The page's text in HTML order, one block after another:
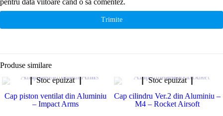
pentru data viitoare când o să comentez.
Produse similare
Stoc epuizat
Cap piston ventilat din Aluminiu
– Impact Arms
Stoc epuizat
Cap cilindru Ver.2 din Aluminiu –
M4 – Rocket Airsoft